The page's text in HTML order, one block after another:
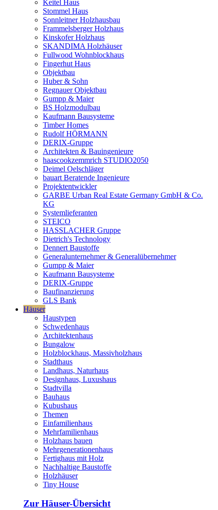
Keitel Haus
Stommel Haus
Sonnleitner Holzhausbau
Frammelsberger Holzhaus
Kinskofer Holzhaus
SKANDIMA Holzhäuser
Fullwood Wohnblockhaus
Fingerhut Haus
Objektbau
Huber & Sohn
Regnauer Objektbau
Gumpp & Maier
BS Holzmodulbau
Kaufmann Bausysteme
Timber Homes
Rudolf HÖRMANN
DERIX-Gruppe
Architekten & Bauingenieure
haascookzemmrich STUDIO2050
Deimel Oelschläger
bauart Beratende Ingenieure
Projektentwickler
GARBE Urban Real Estate Germany GmbH & Co.
KG
Systemlieferanten
STEICO
HASSLACHER Gruppe
Dietrich's Technology
Dennert Baustoffe
Generalunternehmer & Generalübernehmer
Gumpp & Maier
Kaufmann Bausysteme
DERIX-Gruppe
Baufinanzierung
GLS Bank
Häuser
Haustypen
Schwedenhaus
Architektenhaus
Bungalow
Holzblockhaus, Massivholzhaus
Stadthaus
Landhaus, Naturhaus
Designhaus, Luxushaus
Stadtvilla
Bauhaus
Kubushaus
Themen
Einfamilienhaus
Mehrfamilienhaus
Holzhaus bauen
Mehrgenerationenhaus
Fertighaus mit Holz
Nachhaltige Baustoffe
Holzhäuser
Tiny House
Zur Häuser-Übersicht